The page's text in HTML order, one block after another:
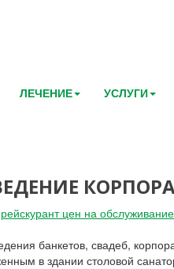
ЛЕЧЕНИЕ УСЛУГИ
цен на
банкетов, свадеб,
в здании столовой